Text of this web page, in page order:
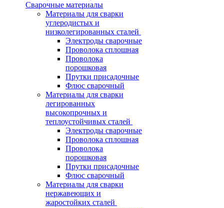
Сварочные материалы
Материалы для сварки
углеродистых и
низколегированных сталей
Электроды сварочные
Проволока сплошная
Проволока
порошковая
Прутки присадочные
Флюс сварочный
Материалы для сварки
легированных
высокопрочных и
теплоустойчивых сталей
Электроды сварочные
Проволока сплошная
Проволока
порошковая
Прутки присадочные
Флюс сварочный
Материалы для сварки
нержавеющих и
жаростойких сталей